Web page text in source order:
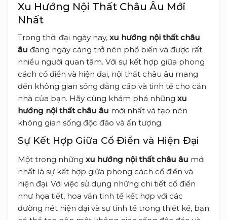
Xu Hướng Nội Thất Châu Âu Mới
Nhất
Trong thời đại ngày nay, xu hướng nội thất châu
âu đang ngày càng trở nên phổ biến và được rất
nhiều người quan tâm. Với sự kết hợp giữa phong
cách cổ điển và hiện đại, nội thất châu âu mang
đến không gian sống đẳng cấp và tinh tế cho căn
nhà của bạn. Hãy cùng khám phá những xu
hướng nội thất châu âu mới nhất và tạo nên
không gian sống độc đáo và ấn tượng.
Sự Kết Hợp Giữa Cổ Điển và Hiện Đại
Một trong những xu hướng nội thất châu âu mới
nhất là sự kết hợp giữa phong cách cổ điển và
hiện đại. Với việc sử dụng những chi tiết cổ điển
như họa tiết, hoa văn tinh tế kết hợp với các
đường nét hiện đại và sự tinh tế trong thiết kế, bạn